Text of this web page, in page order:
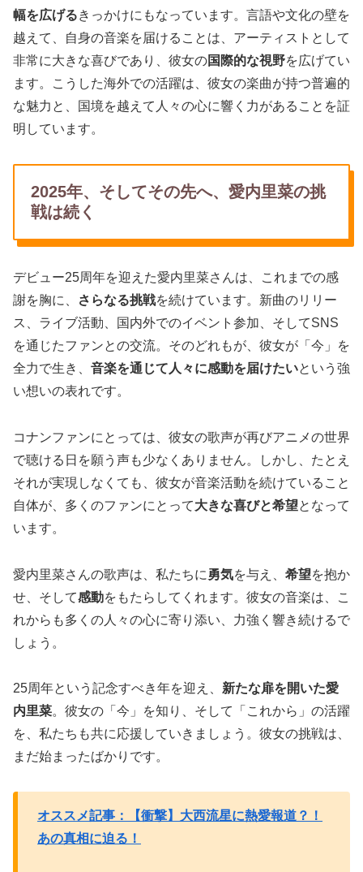
幅を広げるきっかけにもなっています。言語や文化の壁を
越えて、自身の音楽を届けることは、アーティストとして
非常に大きな喜びであり、彼女の国際的な視野を広げてい
ます。こうした海外での活躍は、彼女の楽曲が持つ普遍的
な魅力と、国境を越えて人々の心に響く力があることを証
明しています。
2025年、そしてその先へ、愛内里菜の挑
戦は続く
デビュー25周年を迎えた愛内里菜さんは、これまでの感
謝を胸に、
さらなる挑戦を続けています。新曲のリリー
ス、ライブ活動、国内外でのイベント参加、そしてSNS
を通じたファンとの交流。そのどれもが、彼女が「今」を
全力で生き、 音楽を通じて人々に感動を届けたいという強
い想いの表れです。
コナンファンにとっては、彼女の歌声が再びアニメの世界
で聴ける日を願う声も少なくありません。しかし、たとえ
それが実現しなくても、彼女が音楽活動を続けていること
自体が、多くのファンにとって大きな喜びと希望となって
います。
愛内里菜さんの歌声は、私たちに 勇気を与え、 希望を抱か
せ、そして感動をもたらしてくれます。彼女の音楽は、こ
れからも多くの人々の心に寄り添い、力強く響き続けるで
しょう。
25周年という記念すべき年を迎え、 新たな扉を開いた愛
内里菜。彼女の「今」を知り、そして「これから」の活躍
を、私たちも共に応援していきましょう。彼女の挑戦は、
まだ始まったばかりです。
オススメ記事：【衝撃】大西流星に熱愛報道？！
あの真相に迫る！